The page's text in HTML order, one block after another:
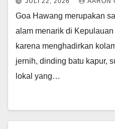
Goa Hawang merupakan
alam menarik di
karena menghadirkan
jernih, dinding batu kapur,
lokal yang…